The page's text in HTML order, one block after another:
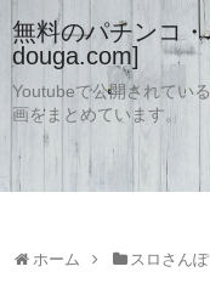
無料のパチンコ
douga.com]
Youtubeで公開されてい
画をまとめています。
ホーム スロさんぽ